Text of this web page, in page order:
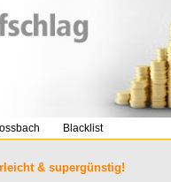
Blacklist
& supergünstig!